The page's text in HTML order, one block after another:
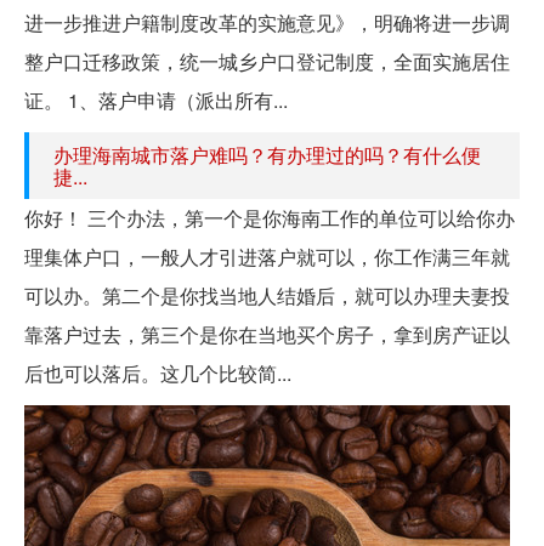
进一步推进户籍制度改革的实施意见》，明确将进一步调
整户口迁移政策，统一城乡户口登记制度，全面实施居住
证。 1、落户申请（派出所有...
办理海南城市落户难吗？有办理过的吗？有什么便
捷...
你好！ 三个办法，第一个是你海南工作的单位可以给你办
理集体户口，一般人才引进落户就可以，你工作满三年就
可以办。第二个是你找当地人结婚后，就可以办理夫妻投
靠落户过去，第三个是你在当地买个房子，拿到房产证以
后也可以落后。这几个比较简...